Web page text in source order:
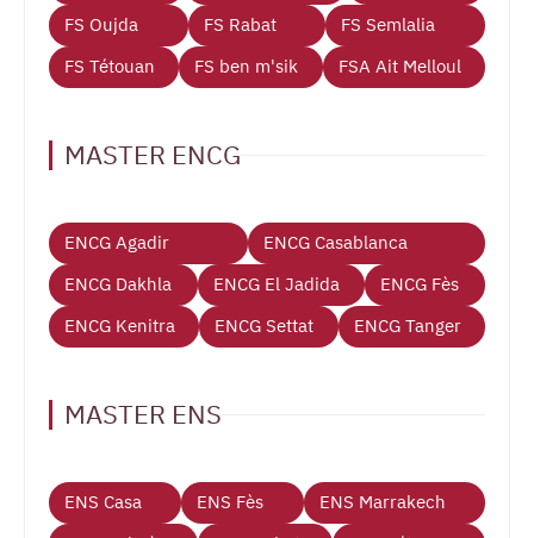
FS Oujda
FS Rabat
FS Semlalia
FS Tétouan
FS ben m'sik FSA Ait Melloul
MASTER ENCG
ENCG Agadir
ENCG Casablanca
ENCG Dakhla
ENCG El Jadida
ENCG Fès
ENCG Kenitra
ENCG Settat ENCG Tanger
MASTER ENS
ENS Casa ENS Fès
ENS Marrakech